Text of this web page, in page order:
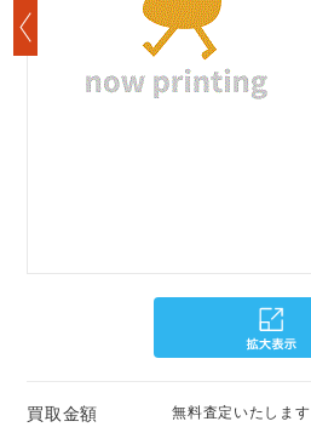
買取金額 無料査定いたします